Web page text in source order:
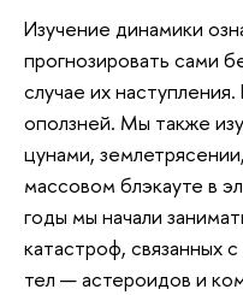
Изучение динамики
прогнозировать сами
случае их
оползней. Мы также
цунами,
массовом блэкауте в
годы мы начали
катастроф, связанных
тел — астероидов и